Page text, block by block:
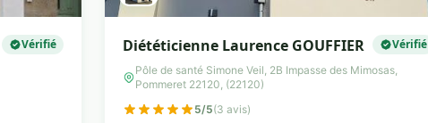
Vérifié Diététicienne Laurence GOUFFIER Vérifié
Pôle de santé Simone Veil, 2B Impasse des Mimosas,
Pommeret 22120, (22120)
5/5(3 avis)